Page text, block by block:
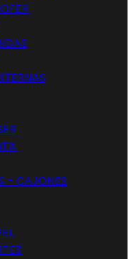
- CAJONES